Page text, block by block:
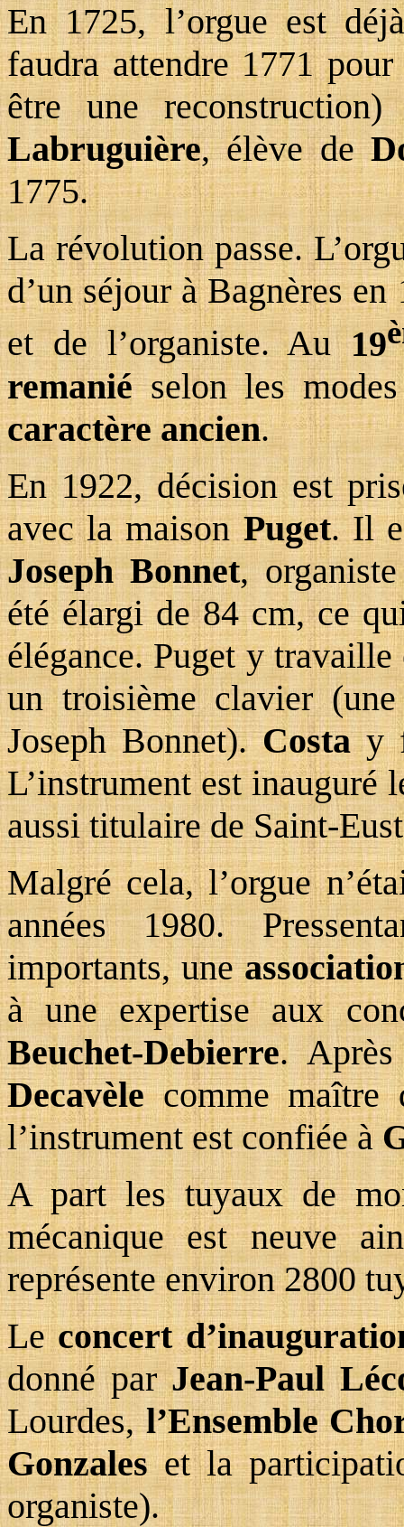
En 1725, l’orgue est
faudra attendre 1771
être une
Labruguière, élève de
1775.
La révolution passe.
d’un séjour à Bagnères
et de l’organiste. Au19
remaniéselon les
caractère ancien.
En 1922, décision est
avec la maisonPuget. Il
Joseph Bonnet,
été élargi de 84 cm, ce
élégance. Puget y
un troisième clavier
Joseph Bonnet).Costay
L’instrument est inauguré
aussi titulaire de Saint-
Malgré cela, l’orgue
années 1980.
importants, une
à une expertise aux
Beuchet-Debierre.
Decavèlecomme maître
l’instrument est confiée à
A part les tuyaux de
mécanique est neuve
représente environ 2800
Leconcert
donné parJean-Paul
Lourdes,l’Ensemble
Gonzaleset la
organiste).